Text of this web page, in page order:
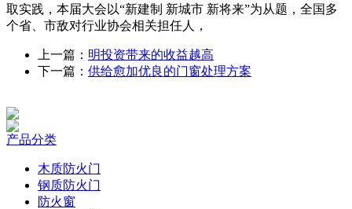
取实践，本届大会以“新建制 新城市 新将来”为从题，全国多
个省、市敌对行业协会相关担任人，
上一篇： 明投资带来的收益越高
下一篇： 供给愈加优良的门窗处理方案
产品分类
木质防火门
钢质防火门
防火窗